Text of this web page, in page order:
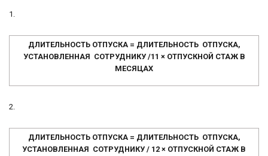
1.
ДЛИТЕЛЬНОСТЬ ОТПУСКА = ДЛИТЕЛЬНОСТЬ ОТПУСКА,
УСТАНОВЛЕННАЯ СОТРУДНИКУ /11 × ОТПУСКНОЙ СТАЖ В
МЕСЯЦАХ
2.
ДЛИТЕЛЬНОСТЬ ОТПУСКА = ДЛИТЕЛЬНОСТЬ ОТПУСКА,
УСТАНОВЛЕННАЯ СОТРУДНИКУ / 12 × ОТПУСКНОЙ СТАЖ В